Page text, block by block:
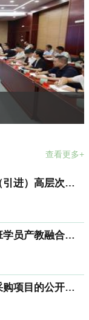
查看更多+
丽水学院2026年公开招聘（引进）高层次人才公告（2026年第1号）
2026级丽水学院职场创新班学员产教融合技能课程的公开招标公告
2026年丽水学院中文图书采购项目的公开招标公告